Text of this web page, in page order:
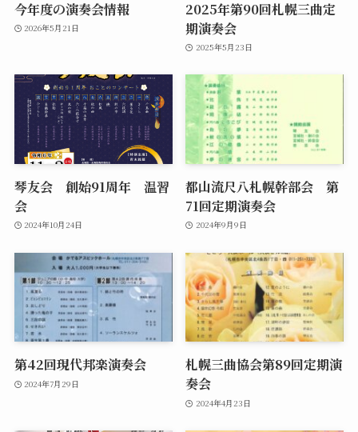
今年度の演奏会情報
2026年5月21日
2025年第90回札幌三曲定
期演奏会
2025年5月23日
琴友会 創始91周年 温習
会
2024年10月24日
都山流尺八札幌幹部会 第
71回定期演奏会
2024年9月9日
第42回現代邦楽演奏会
2024年7月29日
札幌三曲協会第89回定期演
奏会
2024年4月23日